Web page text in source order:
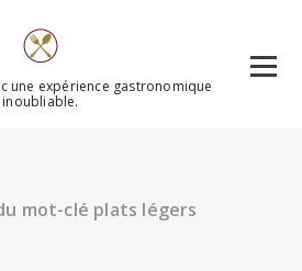
une expérience gastronomique
inoubliable.
mot-clé plats légers